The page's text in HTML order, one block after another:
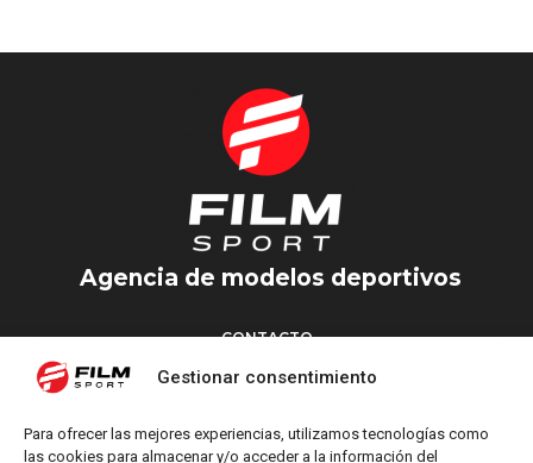
Gestionar consentimiento
Para ofrecer las mejores experiencias, utilizamos tecnologías como
las cookies para almacenar y/o acceder a la información del
Agencia de modelos deportivos
CONTACTO
Torrent d’en Vidalet, 51 baixos
M: info@filmsport.es